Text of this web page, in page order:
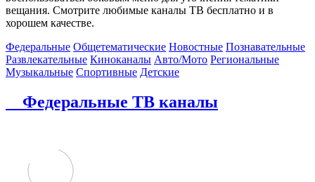
вещания. Смотрите любимые каналы ТВ бесплатно и в
хорошем качестве.
Федеральные Общетематические Новостные Познавательные
Развлекательные Киноканалы Авто/Мото Региональные
Музыкальные Спортивные Детские
Федеральные ТВ каналы